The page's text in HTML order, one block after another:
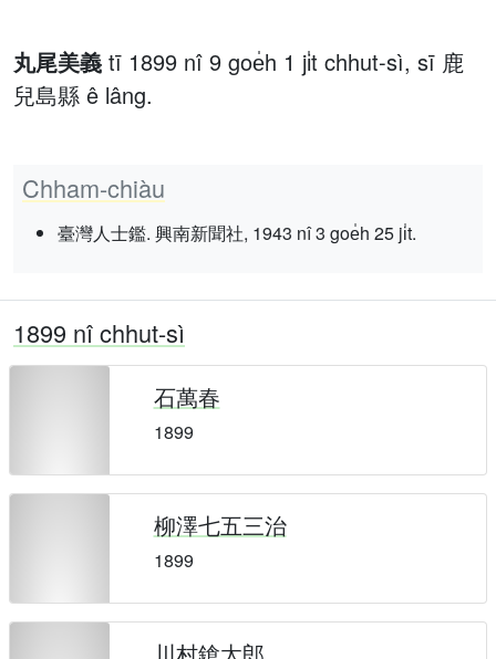
丸尾美義 tī 1899 nî 9 goe̍h 1 ji̍t chhut-sì, sī 鹿
兒島縣 ê lâng.
Chham-chiàu
臺灣人士鑑. 興南新聞社, 1943 nî 3 goe̍h 25 ji̍t.
1899 nî chhut-sì
石萬春
1899
柳澤七五三治
1899